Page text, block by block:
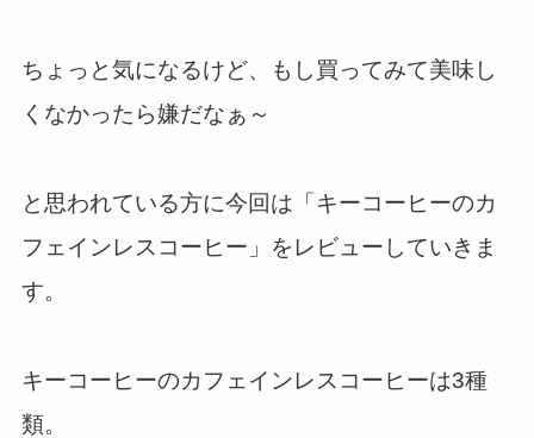
ちょっと気になるけど、もし買ってみて美味し
くなかったら嫌だなぁ～
と思われている方に今回は「キーコーヒーのカ
フェインレスコーヒー」をレビューしていきま
す。
キーコーヒーのカフェインレスコーヒーは3種
類。